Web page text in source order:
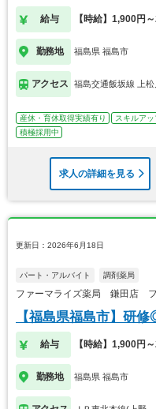
給与 【時給】1,900円
勤務地 福島県 福島市
アクセス 福島交通飯坂線 上松
産休・育休取得実績有り スキルアッ
積極採用中
求人の詳細を見る
更新日：2026年6月18日
パート・アルバイト 調剤薬局
ファーマライズ薬局 鎌田店 フ
【福島県福島市】研
給与 【時給】1,900円
勤務地 福島県 福島市